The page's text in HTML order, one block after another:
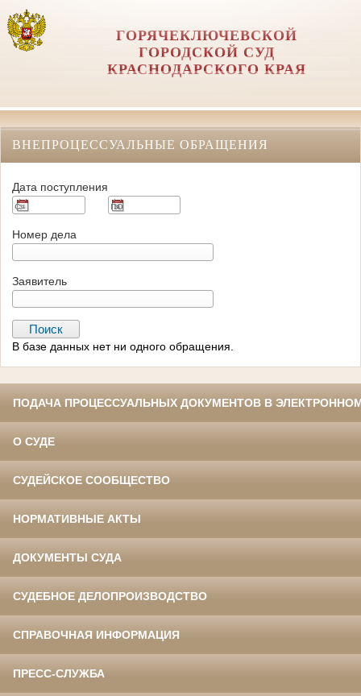
ГОРЯЧЕКЛЮЧЕВСКОЙ
ГОРОДСКОЙ СУД
КРАСНОДАРСКОГО КРАЯ
ВНЕПРОЦЕССУАЛЬНЫЕ ОБРАЩЕНИЯ
Дата поступления
Номер дела
Заявитель
В базе данных нет ни одного обращения.
ПОДАЧА ПРОЦЕССУАЛЬНЫХ ДОКУМЕНТОВ В
О СУДЕ
СУДЕЙСКОЕ СООБЩЕСТВО
НОРМАТИВНЫЕ АКТЫ
ДОКУМЕНТЫ СУДА
СУДЕБНОЕ ДЕЛОПРОИЗВОДСТВО
СПРАВОЧНАЯ ИНФОРМАЦИЯ
ПРЕСС-СЛУЖБА